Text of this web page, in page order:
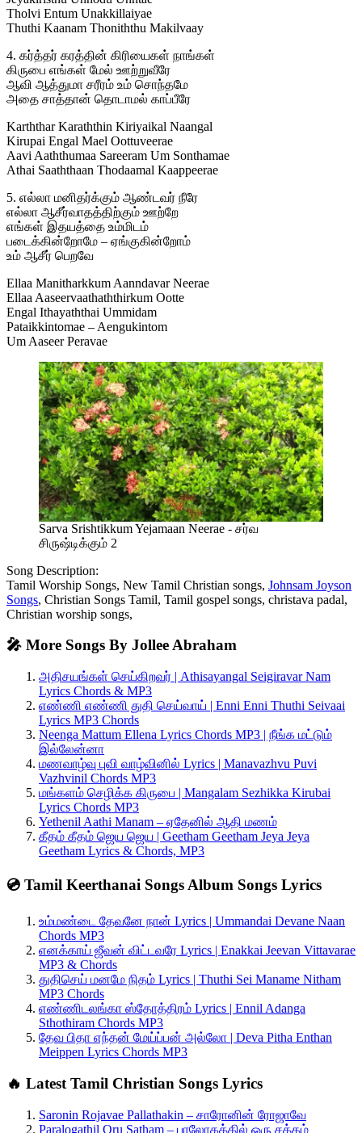
Tholvi Entum Unakkillaiyae
Thuthi Kaanam Thoniththu Makilvaay
4. கர்த்தர் கரத்தின் கிரியைகள் நாங்கள்
கிருபை எங்கள் மேல் ஊற்றுவீரே
ஆவி ஆத்துமா சரீரம் உம் சொந்தமே
அதை சாத்தான் தொடாமல் காப்பீரே
Karththar Karaththin Kiriyaikal Naangal
Kirupai Engal Mael Oottuveerae
Aavi Aaththumaa Sareeram Um Sonthamae
Athai Saaththaan Thodaamal Kaappeerae
5. எல்லா மனிதர்க்கும் ஆண்டவர் நீரே
எல்லா ஆசீர்வாதத்திற்கும் ஊற்றே
எங்கள் இதயத்தை உம்மிடம்
படைக்கின்றோமே – ஏங்குகின்றோம்
உம் ஆசீர் பெறவே
Ellaa Manitharkkum Aanndavar Neerae
Ellaa Aaseervaathaththirkum Ootte
Engal Ithayaththai Ummidam
Pataikkintomae – Aengukintom
Um Aaseer Peravae
Sarva Srishtikkum Yejamaan Neerae - சர்வ
சிருஷ்டிக்கும் 2
Song Description:
Tamil Worship Songs, New Tamil Christian songs, Johnsam Joyson
Songs, Christian Songs Tamil, Tamil gospel songs, christava padal,
Christian worship songs,
🎤 More Songs By Jollee Abraham
அதிசயங்கள் செய்கிறவர் | Athisayangal Seigiravar Nam
Lyrics Chords & MP3
எண்ணி எண்ணி துதி செய்வாய் | Enni Enni Thuthi Seivaai
Lyrics MP3 Chords
Neenga Mattum Ellena Lyrics Chords MP3 | நீங்க மட்டும்
இல்லேன்னா
மணவாழ்வு புவி வாழ்வினில் Lyrics | Manavazhvu Puvi
Vazhvinil Chords MP3
மங்களம் செழிக்க கிருபை | Mangalam Sezhikka Kirubai
Lyrics Chords MP3
Yethenil Aathi Manam – ஏதேனில் ஆதி மணம்
கீதம் கீதம் ஜெய ஜெய | Geetham Geetham Jeya Jeya
Geetham Lyrics & Chords, MP3
💿 Tamil Keerthanai Songs Album Songs Lyrics
உம்மண்டை தேவனே நான் Lyrics | Ummandai Devane Naan
Chords MP3
எனக்காய் ஜீவன் விட்டவரே Lyrics | Enakkai Jeevan Vittavarae
MP3 & Chords
துதிசெய் மனமே நிதம் Lyrics | Thuthi Sei Maname Nitham
MP3 Chords
எண்ணிடலங்கா ஸ்தோத்திரம் Lyrics | Ennil Adanga
Sthothiram Chords MP3
தேவ பிதா எந்தன் மேய்ப்பன் அல்லோ | Deva Pitha Enthan
Meippen Lyrics Chords MP3
🔥 Latest Tamil Christian Songs Lyrics
Saronin Rojavae Pallathakin – சாரோனின் ரோஜாவே
Paralogathil Oru Satham – பரலோகத்தில் ஒரு சத்தம்